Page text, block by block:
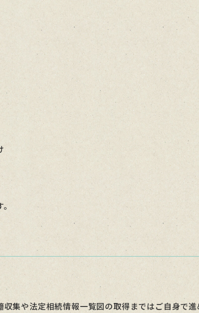
。
集や法定相続情報一覧図の取得まではご自身で進